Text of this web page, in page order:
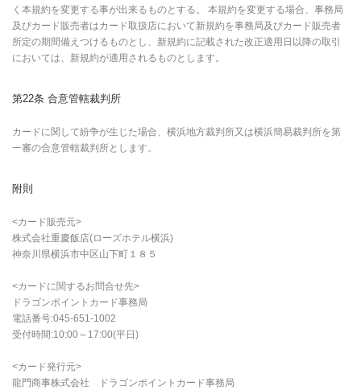
く本規約を変更する事が出来るものとする。 本規約を変更する場合、事務局
及びカード販売者はカード取扱店において新規約を事務局及びカード販売者
所定の期間備えつけるものとし、新規約に記載された改正適用日以降の取引
においては、新規約が適用されるものとします。
第22条 合意管轄裁判所
カードに関して紛争が生じた場合、横浜地方裁判所又は横浜簡易裁判所を第
一審の合意管轄裁判所とします。
附則
<カード販売元>
株式会社重慶飯店(ローズホテル横浜)
神奈川県横浜市中区山下町１８５
<カードに関するお問合せ先>
ドラゴンポイントカード事務局
電話番号:045-651-1002
受付時間:10:00～17:00(平日)
<カード発行元>
龍門商事株式会社 ドラゴンポイントカード事務局